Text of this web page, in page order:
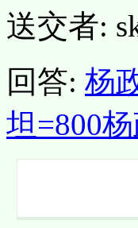
送交者:
回答: 杨
坦=800